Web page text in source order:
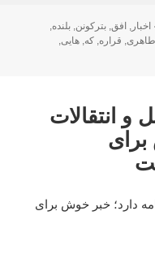
برچسب‌ها
اخبار, افق,بترکونن,بلنده,
طاهری, قراره,که,هایی,
انتقالات
برای
دارد؛ خبر خوش برای